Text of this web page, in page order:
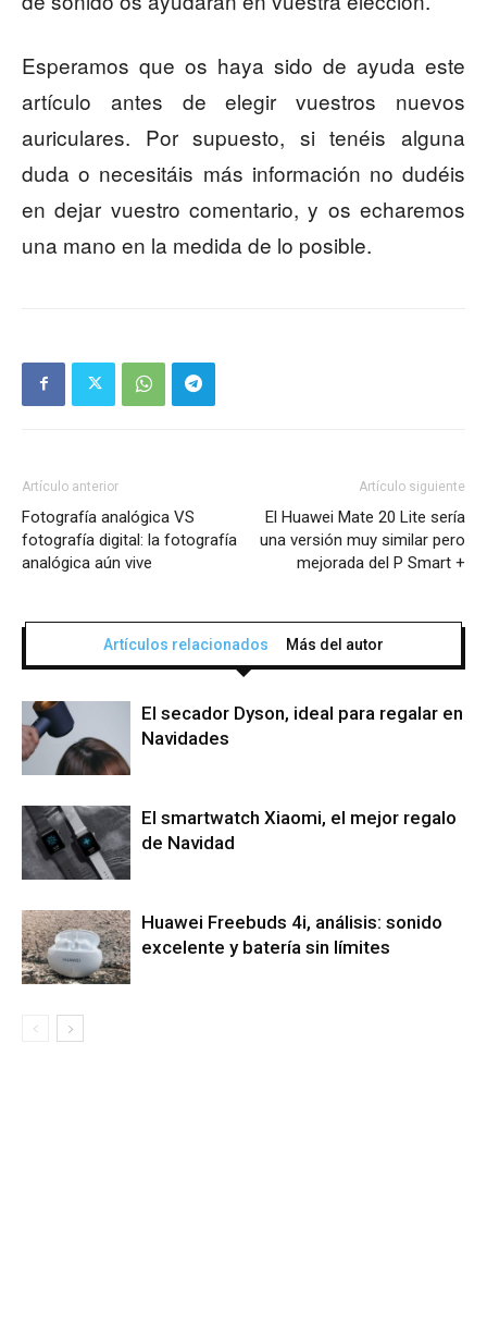
Esperamos que os haya sido de ayuda este
artículo antes de elegir vuestros nuevos
auriculares. Por supuesto, si tenéis alguna
duda o necesitáis más información no dudéis
en dejar vuestro comentario, y os echaremos
una mano en la medida de lo posible.
Artículo anterior
Fotografía analógica VS
fotografía digital: la fotografía
analógica aún vive
Artículo siguiente
El Huawei Mate 20 Lite sería
una versión muy similar pero
mejorada del P Smart +
Artículos relacionados Más del autor
El secador Dyson, ideal para regalar en
Navidades
El smartwatch Xiaomi, el mejor regalo
de Navidad
Huawei Freebuds 4i, análisis: sonido
excelente y batería sin límites